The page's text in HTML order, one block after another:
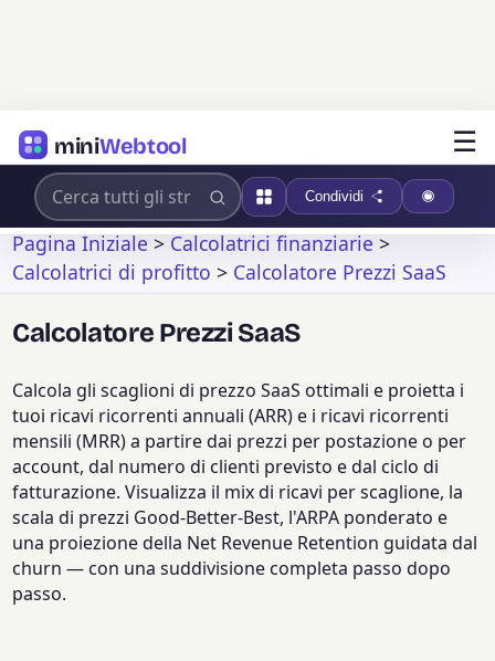
miniWebtool ☰
Condividi
Pagina Iniziale>Calcolatrici finanziarie>
Calcolatrici di profitto > Calcolatore Prezzi SaaS
Calcolatore Prezzi SaaS
Calcola gli scaglioni di prezzo SaaS ottimali e proietta i
tuoi ricavi ricorrenti annuali (ARR) e i ricavi ricorrenti
mensili (MRR) a partire dai prezzi per postazione o per
account, dal numero di clienti previsto e dal ciclo di
fatturazione. Visualizza il mix di ricavi per scaglione, la
scala di prezzi Good-Better-Best, l'ARPA ponderato e
una proiezione della Net Revenue Retention guidata dal
churn — con una suddivisione completa passo dopo
passo.